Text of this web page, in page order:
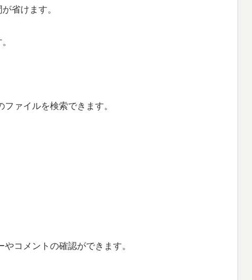
省けます。
ァイルを検索できます。
コメントの確認ができます。